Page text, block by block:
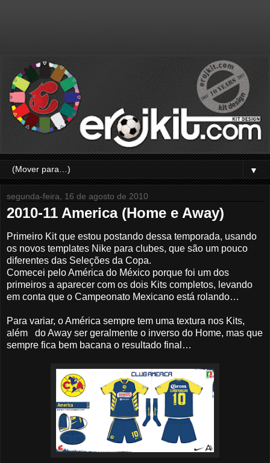
▼
segunda-feira, 16 de agosto de 2010
2010-11 America (Home e Away)
Primeiro Kit que estou postando dessa temporada, usando
os novos templates Nike para clubes, que são um pouco
diferentes das Seleções da Copa.
Comecei pelo América do México porque foi um dos
primeiros a aparecer com os dois Kits completos, levando
em conta que o Campeonato Mexicano está rolando…
Para variar, o América sempre tem uma textura nos Kits,
além do Away ser geralmente o inverso do Home, mas que
sempre fica bem bacana o resultado final…